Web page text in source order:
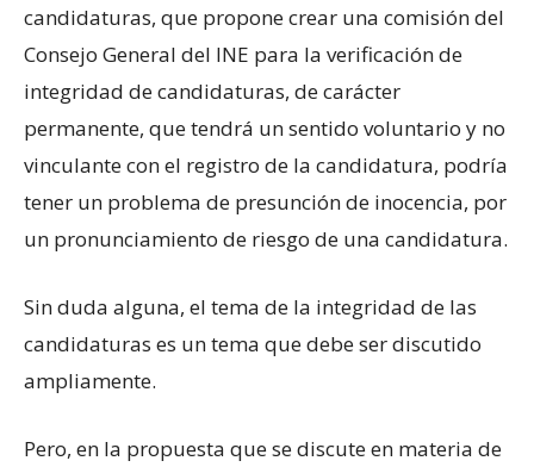
candidaturas, que propone crear una comisión del
Consejo General del INE para la verificación de
integridad de candidaturas, de carácter
permanente, que tendrá un sentido voluntario y no
vinculante con el registro de la candidatura, podría
tener un problema de presunción de inocencia, por
un pronunciamiento de riesgo de una candidatura.
Sin duda alguna, el tema de la integridad de las
candidaturas es un tema que debe ser discutido
ampliamente.
Pero, en la propuesta que se discute en materia de